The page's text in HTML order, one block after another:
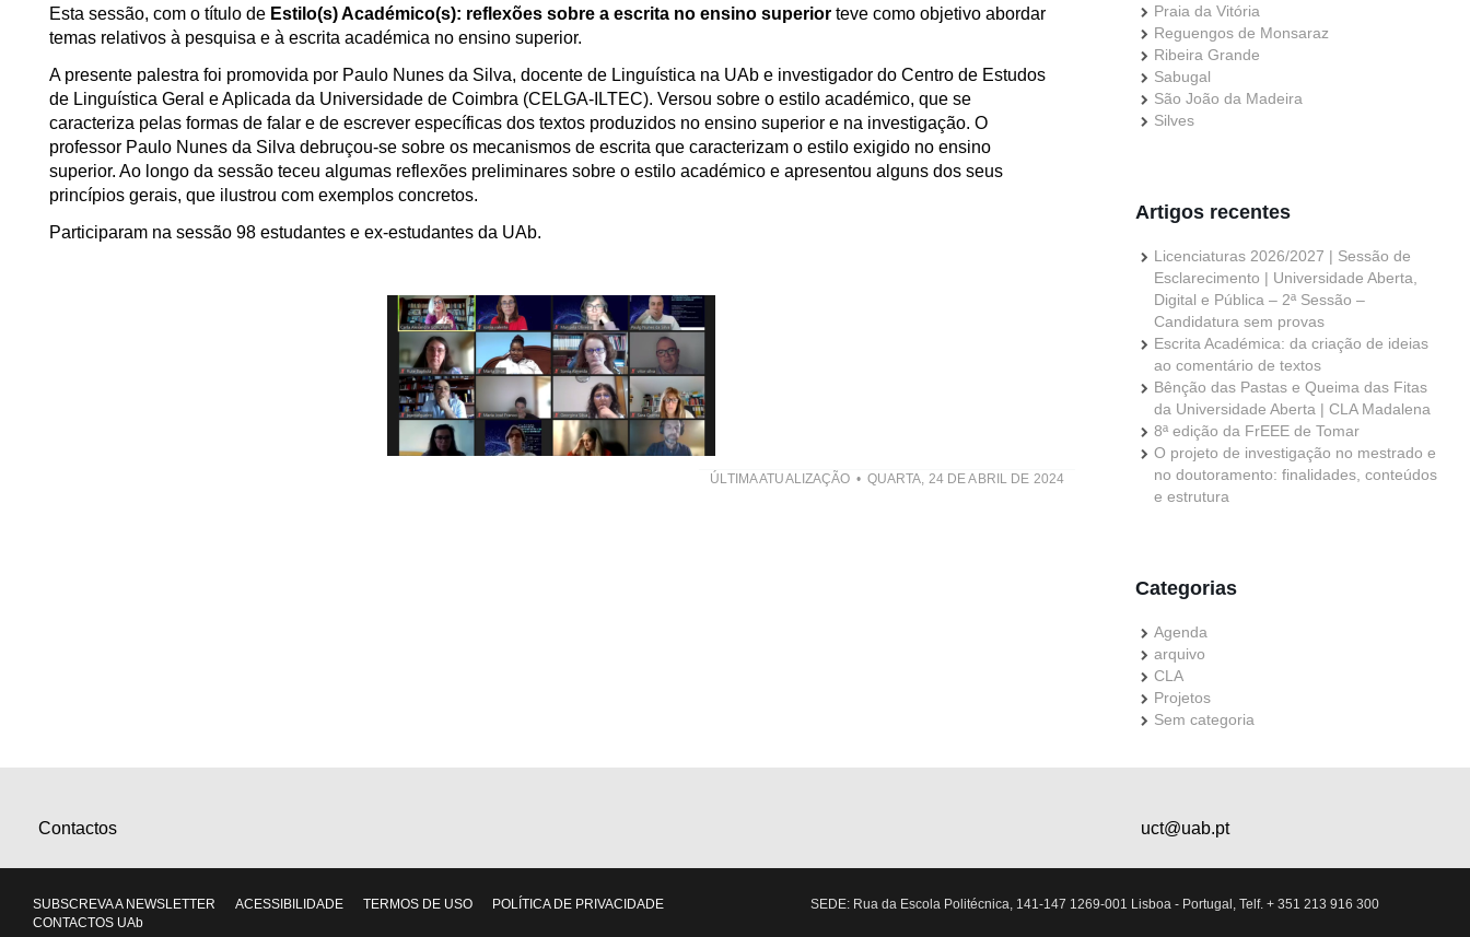
Esta sessão, com o título de Estilo(s) Académico(s): reflexões sobre a escrita no ensino superior teve como objetivo abordar
temas relativos à pesquisa e à escrita académica no ensino superior.
A presente palestra foi promovida por Paulo Nunes da Silva, docente de Linguística na UAb e investigador do Centro de Estudos
de Linguística Geral e Aplicada da Universidade de Coimbra (CELGA-ILTEC). Versou sobre o estilo académico, que se
caracteriza pelas formas de falar e de escrever específicas dos textos produzidos no ensino superior e na investigação. O
professor Paulo Nunes da Silva debruçou-se sobre os mecanismos de escrita que caracterizam o estilo exigido no ensino
superior. Ao longo da sessão teceu algumas reflexões preliminares sobre o estilo académico e apresentou alguns dos seus
princípios gerais, que ilustrou com exemplos concretos.
Participaram na sessão 98 estudantes e ex-estudantes da UAb.
ÚLTIMA ATUALIZAÇÃO QUARTA, 24 DE ABRIL DE 2024
Praia da Vitória
Reguengos de Monsaraz
Ribeira Grande
Sabugal
São João da Madeira
Silves
Artigos recentes
Licenciaturas 2026/2027 | Sessão de
Esclarecimento | Universidade Aberta,
Digital e Pública – 2ª Sessão –
Candidatura sem provas
Escrita Académica: da criação de ideias
ao comentário de textos
Bênção das Pastas e Queima das Fitas
da Universidade Aberta | CLA Madalena
8ª edição da FrEEE de Tomar
O projeto de investigação no mestrado e
no doutoramento: finalidades, conteúdos
e estrutura
Categorias
Agenda
arquivo
CLA
Projetos
Sem categoria
Contactos uct@uab.pt
SUBSCREVA A NEWSLETTER ACESSIBILIDADE TERMOS DE USO
POLÍTICA DE PRIVACIDADE
CONTACTOS UAb
SEDE: Rua da Escola Politécnica, 141-147 1269-001 Lisboa - Portugal, Telf. + 351 213 916 300